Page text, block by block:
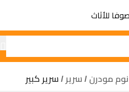
مودرن سرير سرير كبير